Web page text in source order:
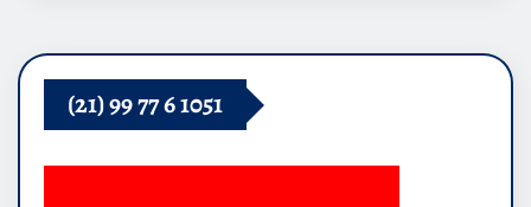
(21) 99 77 6 1051